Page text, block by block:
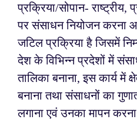
प्रक्रिया/सोपान- राष्ट्रीय,
पर संसाधन नियोजन करना
जटिल प्रक्रिया है जिसमें
देश के विभिन्न प्रदेशों में
तालिका बनाना, इस कार्य में
बनाना तथा संसाधनों का
लगाना एवं उनका मापन